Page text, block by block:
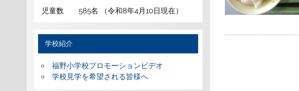
児童数 585名 （令和8年4月10日現在）
学校紹介
福野小学校プロモーションビデオ
学校見学を希望される皆様へ